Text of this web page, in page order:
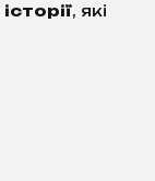
історії, які